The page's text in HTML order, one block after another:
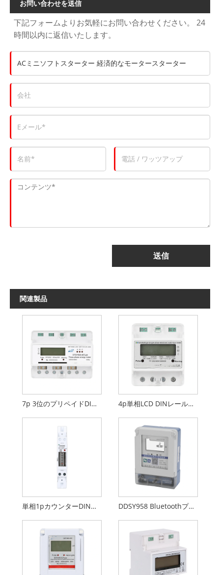
お問い合わせを送信
下記フォームよりお気軽にお問い合わせください。 24
時間以内に返信いたします。
送信
関連製品
7p 3位のプリペイドDINレールメーター 4p単相LCD DINレールエネルギーメーター
単相1pカウンターDINレールメーター DDSY958 Bluetoothプリペイドエネルギーメーター